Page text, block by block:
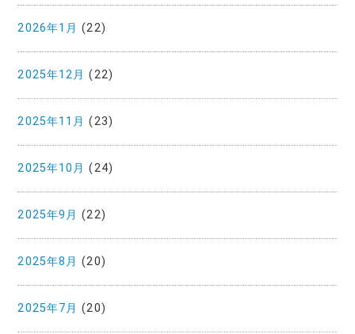
2026年1月 (22)
2025年12月 (22)
2025年11月 (23)
2025年10月 (24)
2025年9月 (22)
2025年8月 (20)
2025年7月 (20)